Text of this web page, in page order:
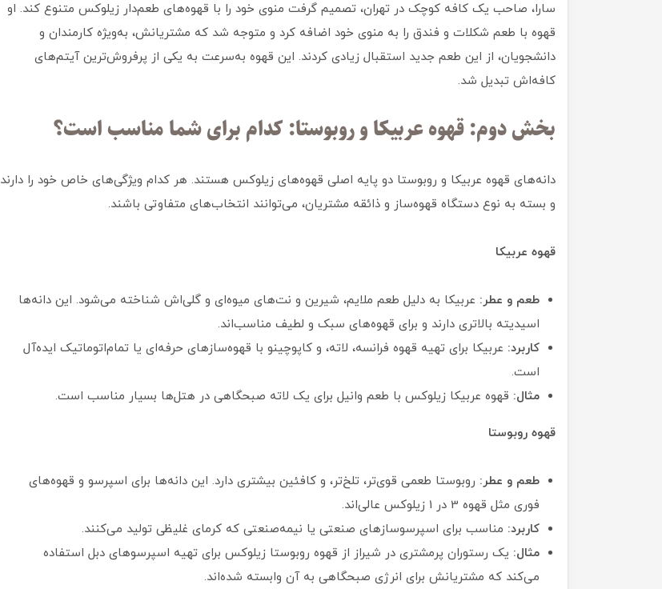
سارا، صاحب یک کافه کوچک در تهران، تصمیم گرفت منوی خود را با قهوه‌های طعم‌دار زیلوکس متنوع کند. او
قهوه با طعم شکلات و فندق را به منوی خود اضافه کرد و متوجه شد که مشتریانش، به‌ویژه کارمندان و
دانشجویان، از این طعم جدید استقبال زیادی کردند. این قهوه به‌سرعت به یکی از پرفروش‌ترین آیتم‌های
کافه‌اش تبدیل شد.
بخش دوم: قهوه عربیکا و روبوستا: کدام برای شما مناسب است؟
دانه‌های قهوه عربیکا و روبوستا دو پایه اصلی قهوه‌های زیلوکس هستند. هر کدام ویژگی‌های خاص خود را دارند
و بسته به نوع دستگاه قهوه‌ساز و ذائقه مشتریان، می‌توانند انتخاب‌های متفاوتی باشند.
قهوه عربیکا
طعم و عطر: عربیکا به دلیل طعم ملایم، شیرین و نت‌های میوه‌ای و گلی‌اش شناخته می‌شود. این دانه‌ها
اسیدیته بالاتری دارند و برای قهوه‌های سبک و لطیف مناسب‌اند.
کاربرد: عربیکا برای تهیه قهوه فرانسه، لاته، و کاپوچینو با قهوه‌سازهای حرفه‌ای یا تمام‌اتوماتیک ایده‌آل
است.
مثال: قهوه عربیکا زیلوکس با طعم وانیل برای یک لاته صبحگاهی در هتل‌ها بسیار مناسب است.
قهوه روبوستا
طعم و عطر: روبوستا طعمی قوی‌تر، تلخ‌تر، و کافئین بیشتری دارد. این دانه‌ها برای اسپرسو و قهوه‌های
فوری مثل قهوه 3 در 1 زیلوکس عالی‌اند.
کاربرد: مناسب برای اسپرسوسازهای صنعتی یا نیمه‌صنعتی که کرمای غلیظی تولید می‌کنند.
مثال: یک رستوران پرمشتری در شیراز از قهوه روبوستا زیلوکس برای تهیه اسپرسوهای دبل استفاده
می‌کند که مشتریانش برای انرژی صبحگاهی به آن وابسته شده‌اند.